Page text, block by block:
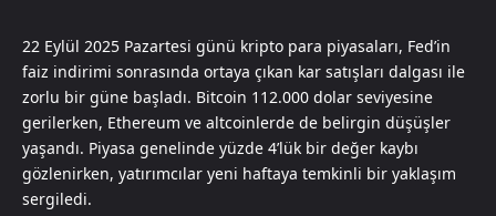
22 Eylül 2025 Pazartesi günü kripto para piyasaları, Fed’in
faiz indirimi sonrasında ortaya çıkan kar satışları dalgası ile
zorlu bir güne başladı. Bitcoin 112.000 dolar seviyesine
gerilerken, Ethereum ve altcoinlerde de belirgin düşüşler
yaşandı. Piyasa genelinde yüzde 4’lük bir değer kaybı
gözlenirken, yatırımcılar yeni haftaya temkinli bir yaklaşım
sergiledi.